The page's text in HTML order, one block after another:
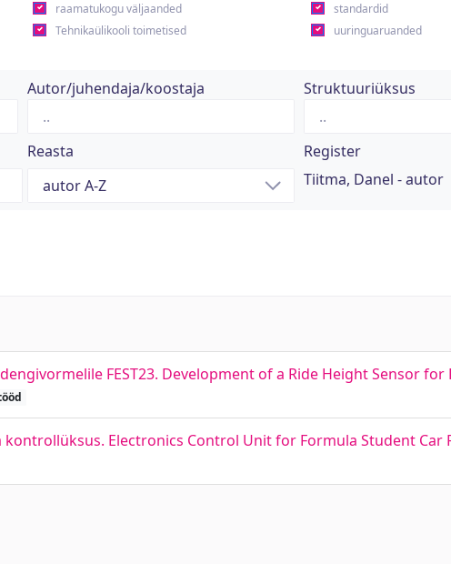
raamatukogu väljaanded standardid
Tehnikaülikooli toimetised uuringuaruanded
Autor/juhendaja/koostaja Struktuuriüksus
Reasta
Register
Tiitma, Danel - autor
FEST23. Development of a Ride Height Sensor for
Electronics Control Unit for Formula Student Car